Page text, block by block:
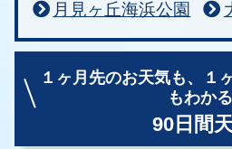
月見ヶ丘海浜公園
１ヶ月先のお天気も、
１
もわか
90日間